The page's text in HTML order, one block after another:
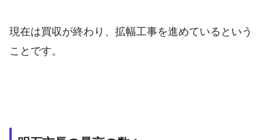
現在は買収が終わり、拡幅工事を進めているという
ことです。